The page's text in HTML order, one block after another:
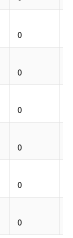
0
0
0
0
0
0